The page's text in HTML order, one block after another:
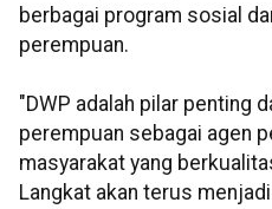
berbagai program sosial
perempuan.
"DWP adalah pilar penting
perempuan sebagai agen
masyarakat yang
Langkat akan terus